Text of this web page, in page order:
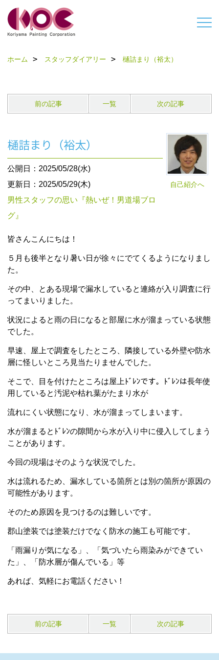
ホーム スタッフダイアリー 樋詰まり（裕太）
前の記事 一覧 次の記事
自己紹介へ
樋詰まり（裕太）
公開日：2025/05/28(水)
更新日：2025/05/29(木)
男性スタッフの思い『熱いぜ！男道場ブロ
グ』
皆さんこんにちは！
５月も後半となり暑い日が徐々にでてくるようになりまし
た。
その中、とある現場で漏水していると連絡が入り調査に行
ってまいりました。
状況によると雨の日になると部屋に水が溜まっている状態
でした。
早速、屋上で調査をしたところ、隣接している外壁や防水
層に怪しいところ見当たりませんでした。
そこで、目を付けたところは屋上ﾄﾞﾚﾝです。ﾄﾞﾚﾝは長年使
用していると汚泥や枯れ葉がたまり水が
流れにくい状態になり、水が溜まってしまいます。
水が溜まるとﾄﾞﾚﾝの隙間から水が入り中に侵入してしまう
ことがあります。
今回の現場はそのような状況でした。
水は流れるため、漏水している箇所とは別の箇所が原因の
可能性があります。
そのため原因を見つけるのは難しいです。
郡山塗装では塗装だけでなく防水の施工も可能です。
「雨漏りが気になる」、「気づいたら雨染みができてい
た」、「防水層が傷んでいる」等
あれば、気軽にお電話ください！
前の記事 一覧 次の記事